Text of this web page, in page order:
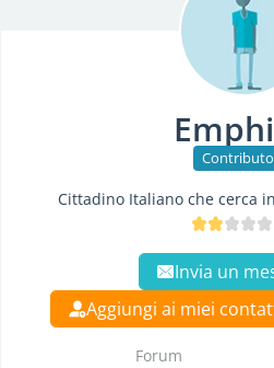
Cittadino Italiano che cerca
Invia un
Aggiungi ai miei
Forum